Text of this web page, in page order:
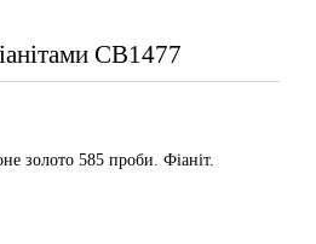
СВ1477
золото 585 проби. Фіаніт.